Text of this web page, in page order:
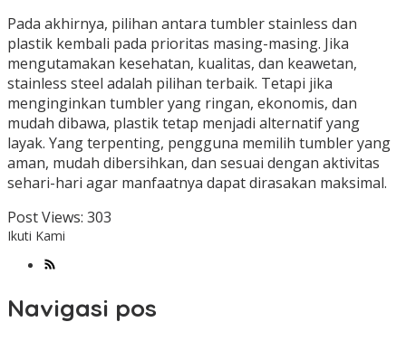
Pada akhirnya, pilihan antara tumbler stainless dan
plastik kembali pada prioritas masing-masing. Jika
mengutamakan kesehatan, kualitas, dan keawetan,
stainless steel adalah pilihan terbaik. Tetapi jika
menginginkan tumbler yang ringan, ekonomis, dan
mudah dibawa, plastik tetap menjadi alternatif yang
layak. Yang terpenting, pengguna memilih tumbler yang
aman, mudah dibersihkan, dan sesuai dengan aktivitas
sehari-hari agar manfaatnya dapat dirasakan maksimal.
Post Views: 303
Ikuti Kami
Navigasi pos